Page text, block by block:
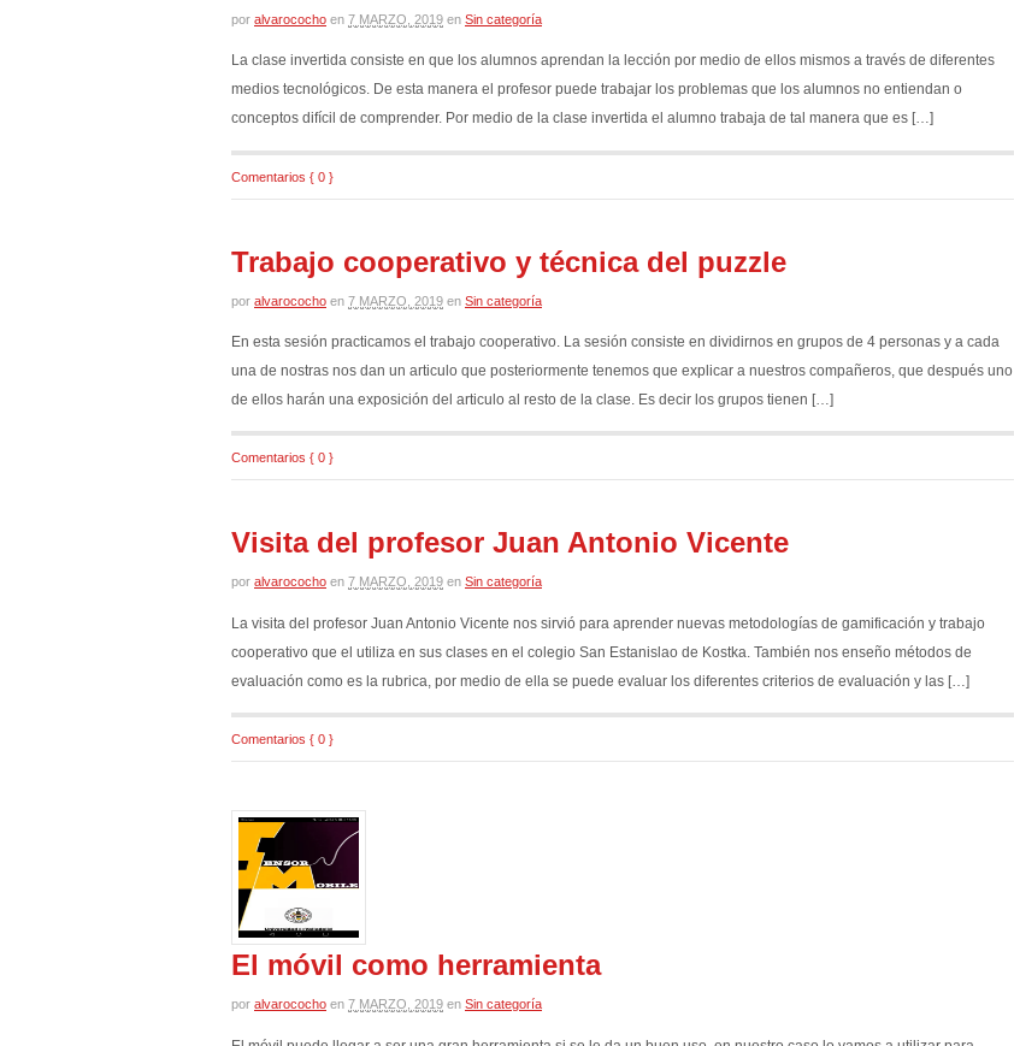
por alvarococho en 7 MARZO, 2019 en Sin categoría
La clase invertida consiste en que los alumnos aprendan la lección por medio de ellos mismos a través de diferentes
medios tecnológicos. De esta manera el profesor puede trabajar los problemas que los alumnos no entiendan o
conceptos difícil de comprender. Por medio de la clase invertida el alumno trabaja de tal manera que es […]
Comentarios { 0 }
Trabajo cooperativo y técnica del puzzle
por alvarococho en 7 MARZO, 2019 en Sin categoría
En esta sesión practicamos el trabajo cooperativo. La sesión consiste en dividirnos en grupos de 4 personas y a cada
una de nostras nos dan un articulo que posteriormente tenemos que explicar a nuestros compañeros, que después uno
de ellos harán una exposición del articulo al resto de la clase. Es decir los grupos tienen […]
Comentarios { 0 }
Visita del profesor Juan Antonio Vicente
por alvarococho en 7 MARZO, 2019 en Sin categoría
La visita del profesor Juan Antonio Vicente nos sirvió para aprender nuevas metodologías de gamificación y trabajo
cooperativo que el utiliza en sus clases en el colegio San Estanislao de Kostka. También nos enseño métodos de
evaluación como es la rubrica, por medio de ella se puede evaluar los diferentes criterios de evaluación y las […]
Comentarios { 0 }
El móvil como herramienta
por alvarococho en 7 MARZO, 2019 en Sin categoría